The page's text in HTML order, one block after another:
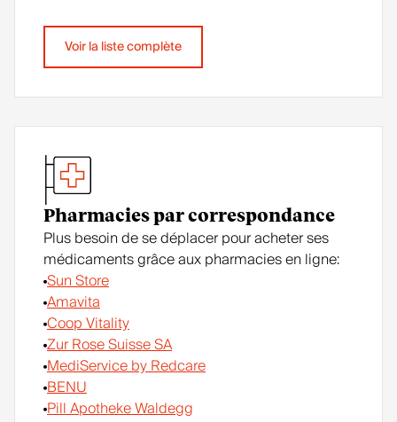
Voir la liste complète
Pharmacies par correspondance
Plus besoin de se déplacer pour acheter ses
médicaments grâce aux pharmacies en ligne:
Sun Store
Amavita
Coop Vitality
Zur Rose Suisse SA
MediService by Redcare
BENU
Pill Apotheke Waldegg